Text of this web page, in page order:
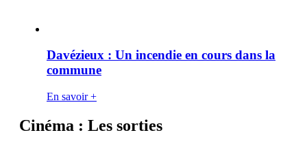
Davézieux : Un incendie en cours dans la
commune
En savoir +
Cinéma : Les sorties